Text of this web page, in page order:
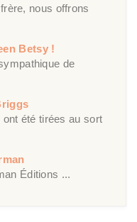
nous offrons
Betsy !
de
été tirées au sort
Éditions ...